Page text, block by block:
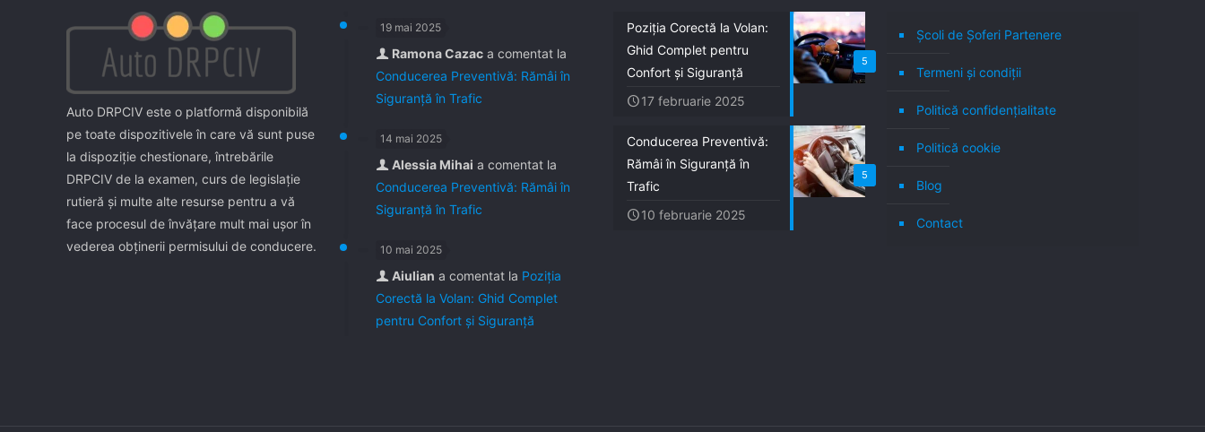
Auto DRPCIV este o platformă disponibilă
pe toate dispozitivele în care vă sunt puse
la dispoziţie chestionare, întrebările
DRPCIV de la examen, curs de legislaţie
rutieră şi multe alte resurse pentru a vă
face procesul de învăţare mult mai uşor în
vederea obţinerii permisului de conducere.
19 mai 2025
Ramona Cazac a comentat la
Conducerea Preventivă: Rămâi în
Siguranță în Trafic
14 mai 2025
Alessia Mihai a comentat la
Conducerea Preventivă: Rămâi în
Siguranță în Trafic
10 mai 2025
Aiulian a comentat la Poziția
Corectă la Volan: Ghid Complet
pentru Confort și Siguranță
5
Poziția Corectă la Volan:
Ghid Complet pentru
Confort și Siguranță
17 februarie 2025
5
Conducerea Preventivă:
Rămâi în Siguranță în
Trafic
10 februarie 2025
Școli de Șoferi Partenere
Termeni şi condiţii
Politică confidenţialitate
Politică cookie
Blog
Contact